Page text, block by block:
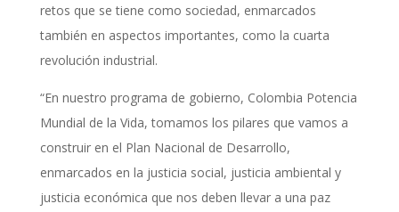
retos que se tiene como sociedad, enmarcados
también en aspectos importantes, como la cuarta
revolución industrial.
“En nuestro programa de gobierno, Colombia Potencia
Mundial de la Vida, tomamos los pilares que vamos a
construir en el Plan Nacional de Desarrollo,
enmarcados en la justicia social, justicia ambiental y
justicia económica que nos deben llevar a una paz